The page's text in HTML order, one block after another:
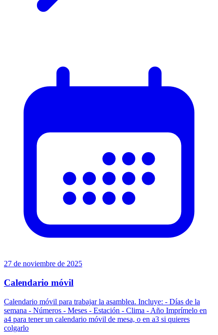
27 de noviembre de 2025
Calendario móvil
Calendario móvil para trabajar la asamblea. Incluye: - Días de la
semana - Números - Meses - Estación - Clima - Año Imprímelo en
a4 para tener un calendario móvil de mesa, o en a3 si quieres
colgarlo